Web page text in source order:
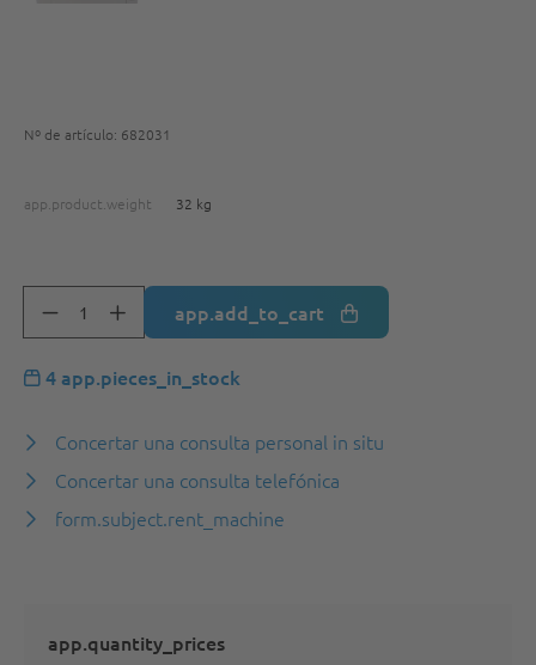
Nº de artículo: 682031
app.product.weight 32 kg
app.add_to_cart
4 app.pieces_in_stock
Concertar una consulta personal in situ
Concertar una consulta telefónica
form.subject.rent_machine
app.quantity_prices